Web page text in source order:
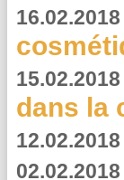
16.02.2018
15.02.2018
dans la
12.02.2018
02.02.2018